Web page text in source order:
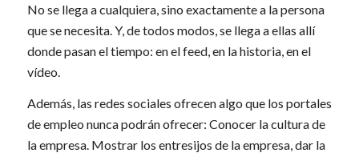
No se llega a cualquiera, sino exactamente a la persona
que se necesita. Y, de todos modos, se llega a ellas allí
donde pasan el tiempo: en el feed, en la historia, en el
vídeo.
Además, las redes sociales ofrecen algo que los portales
de empleo nunca podrán ofrecer: Conocer la cultura de
la empresa. Mostrar los entresijos de la empresa, dar la